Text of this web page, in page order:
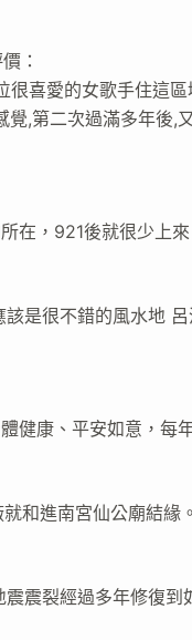
：
喜愛的女歌手住這
,第二次過滿多年後,
在，921後就很少上
是很不錯的風水地
健康、平安如意，每
和進南宮仙公廟結緣。
震裂經過多年修復到